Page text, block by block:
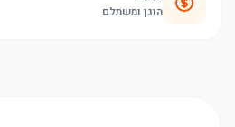
הוגן ומשתלם